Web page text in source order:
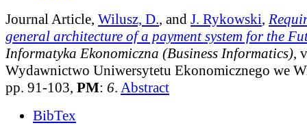
Journal Article, Wilusz, D., and J. Rykowski,
general architecture of a payment system for the
Informatyka Ekonomiczna (Business Informatics),
Wydawnictwo Uniwersytetu Ekonomicznego we
pp. 91-103, PM: 6. Abstract
BibTex